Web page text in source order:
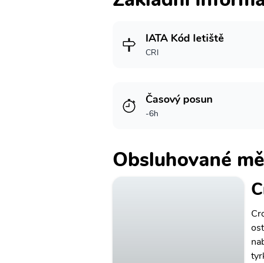
IATA Kód letiště
CRI
Časový posun
-6h
Obsluhované